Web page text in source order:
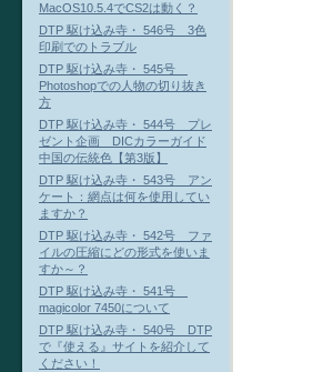
MacOS10.5.4でCS2は動く？
DTP 駆け込み寺・ 546号 3色
印刷でのトラブル
DTP 駆け込み寺・ 545号
Photoshopでの人物の切り抜き
方
DTP 駆け込み寺・ 544号 プレ
ゼント企画 DICカラーガイド
中国の伝統色【第3版】
DTP 駆け込み寺・ 543号 アン
ケート：網点は何を使用してい
ますか？
DTP 駆け込み寺・ 542号 ファ
イルの圧縮にどの形式を使いま
すか～？
DTP 駆け込み寺・ 541号
magicolor 7450について
DTP 駆け込み寺・ 540号 DTP
で『使える』サイトを紹介して
ください！